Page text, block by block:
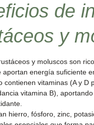
de
y
y moluscos son
aportan energía suficiente
contienen vitaminas (A y D
vitamina B),
hierro, fósforo, zinc,